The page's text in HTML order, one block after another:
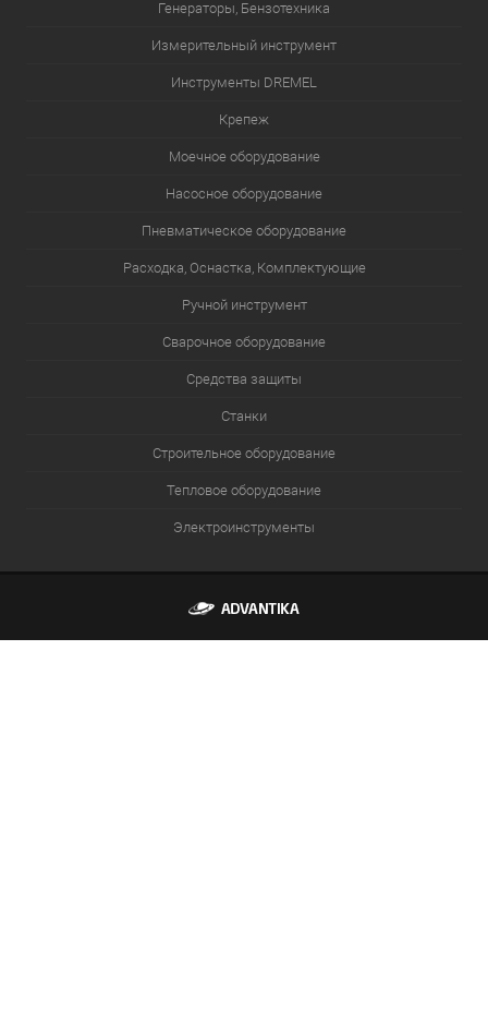
Генераторы, Бензотехника
Измерительный инструмент
Инструменты DREMEL
Крепеж
Моечное оборудование
Насосное оборудование
Пневматическое оборудование
Расходка, Оснастка, Комплектующие
Ручной инструмент
Сварочное оборудование
Средства защиты
Станки
Строительное оборудование
Тепловое оборудование
Электроинструменты